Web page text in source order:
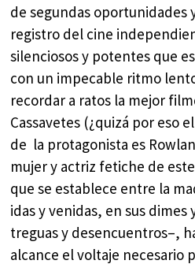
de segundas oportunidades
registro del cine
silenciosos y potentes que
con un impecable ritmo
recordar a ratos la mejor
Cassavetes (¿quizá por eso
de la protagonista es
mujer y actriz fetiche de
que se establece entre la
idas y venidas, en sus dimes
treguas y desencuentros–,
alcance el voltaje necesario